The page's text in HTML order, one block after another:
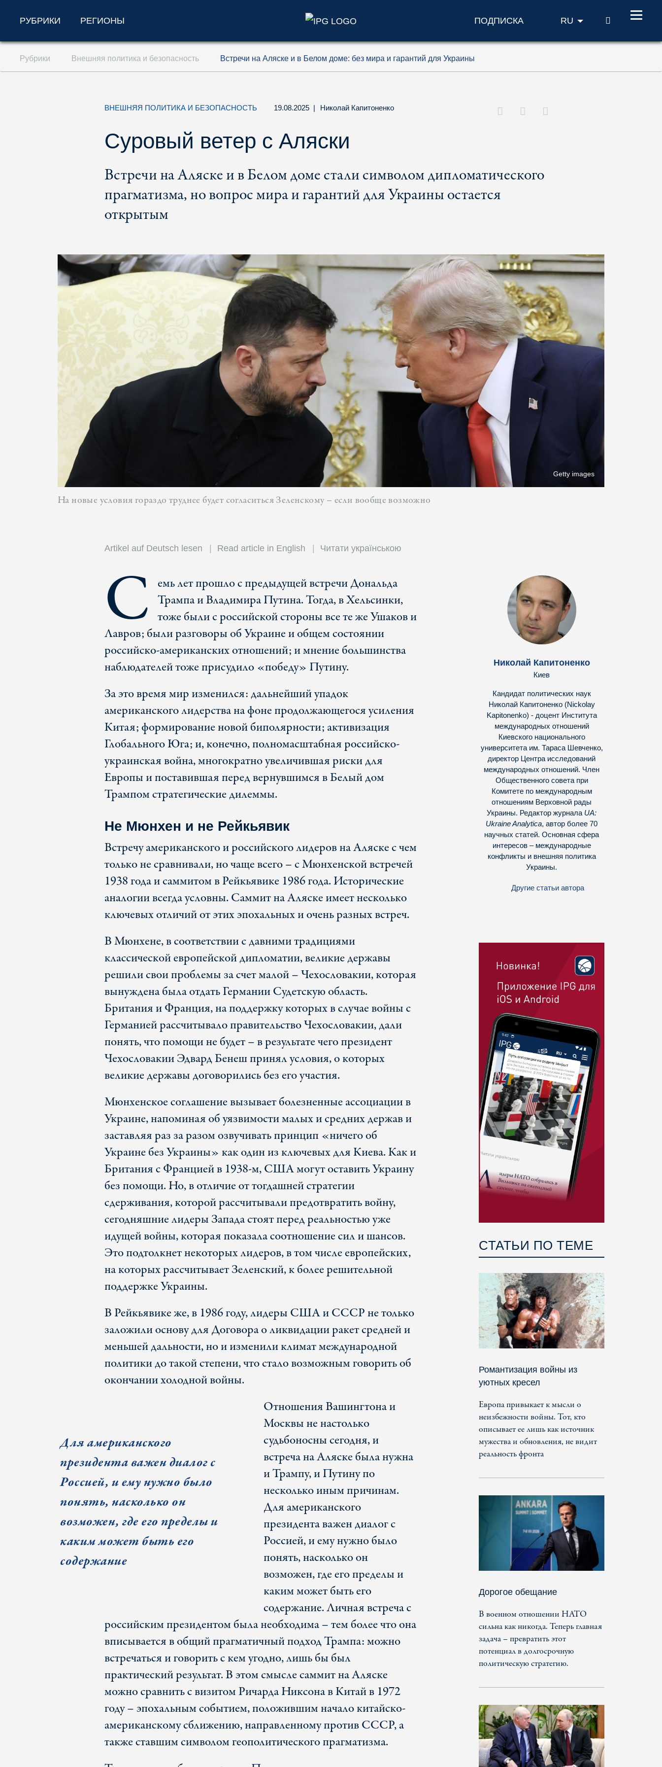
Перейти к содержанию (ключ доступа '1')
Перейти к поиску (ключ доступа '2')
РУБРИКИ РЕГИОНЫ ПОДПИСКА RU ПОИСК
Рубрики Внешняя политика и безопасность Встречи на Аляске и в Белом доме: без мира и гарантий для Украины
ВНЕШНЯЯ ПОЛИТИКА И БЕЗОПАСНОСТЬ 19.08.2025 | Николай Капитоненко
Суровый ветер с Аляски
Встречи на Аляске и в Белом доме стали символом дипломатического
прагматизма, но вопрос мира и гарантий для Украины остается
открытым
Getty images
На новые условия гораздо труднее будет согласиться Зеленскому – если вообще возможно
Artikel auf Deutsch lesen Read article in English Читати українською
С емь лет прошло с предыдущей встречи Дональда
Трампа и Владимира Путина. Тогда, в Хельсинки,
тоже были с российской стороны все те же Ушаков и
Лавров; были разговоры об Украине и общем состоянии
российско-американских отношений; и мнение большинства
наблюдателей тоже присудило «победу» Путину.
За это время мир изменился: дальнейший упадок
американского лидерства на фоне продолжающегося усиления
Китая; формирование новой биполярности; активизация
Глобального Юга; и, конечно, полномасштабная российско-
украинская война, многократно увеличившая риски для
Европы и поставившая перед вернувшимся в Белый дом
Трампом стратегические дилеммы.
Не Мюнхен и не Рейкьявик
Встречу американского и российского лидеров на Аляске с чем
только не сравнивали, но чаще всего – с Мюнхенской встречей
1938 года и саммитом в Рейкьявике 1986 года. Исторические
аналогии всегда условны. Cаммит на Аляске имеет несколько
ключевых отличий от этих эпохальных и очень разных встреч.
В Мюнхене, в соответствии с давними традициями
классической европейской дипломатии, великие державы
решили свои проблемы за счет малой – Чехословакии, которая
вынуждена была отдать Германии Судетскую область.
Британия и Франция, на поддержку которых в случае войны с
Германией рассчитывало правительство Чехословакии, дали
понять, что помощи не будет – в результате чего президент
Чехословакии Эдвард Бенеш принял условия, о которых
великие державы договорились без его участия.
Мюнхенское соглашение вызывает болезненные ассоциации в
Украине, напоминая об уязвимости малых и средних держав и
заставляя раз за разом озвучивать принцип «ничего об
Украине без Украины» как один из ключевых для Киева. Как и
Британия с Францией в 1938-м, США могут оставить Украину
без помощи. Но, в отличие от тогдашней стратегии
сдерживания, которой рассчитывали предотвратить войну,
сегодняшние лидеры Запада стоят перед реальностью уже
идущей войны, которая показала соотношение сил и шансов.
Это подтолкнет некоторых лидеров, в том числе европейских,
на которых рассчитывает Зеленский, к более решительной
поддержке Украины.
В Рейкьявике же, в 1986 году, лидеры США и СССР не только
заложили основу для Договора о ликвидации ракет средней и
меньшей дальности, но и изменили климат международной
политики до такой степени, что стало возможным говорить об
окончании холодной войны.
Для американского
президента важен диалог с
Россией, и ему нужно было
понять, насколько он
возможен, где его пределы и
каким может быть его
содержание
Отношения Вашингтона и
Москвы не настолько
судьбоносны сегодня, и
встреча на Аляске была нужна
и Трампу, и Путину по
несколько иным причинам.
Для американского
президента важен диалог с
Россией, и ему нужно было
понять, насколько он
возможен, где его пределы и
каким может быть его
содержание. Личная встреча с
российским президентом была необходима – тем более что она
вписывается в общий прагматичный подход Трампа: можно
встречаться и говорить с кем угодно, лишь бы был
практический результат. В этом смысле саммит на Аляске
можно сравнить с визитом Ричарда Никсона в Китай в 1972
году – эпохальным событием, положившим начало китайско-
американскому сближению, направленному против СССР, а
также ставшим символом геополитического прагматизма.
Николай Капитоненко
Киев
Кандидат политических наук
Николай Капитоненко (Nickolay
Kapitonenko) - доцент Института
международных отношений
Киевского национального
университета им. Тараса Шевченко,
директор Центра исследований
международных отношений. Член
Общественного совета при
Комитете по международным
отношениям Верховной рады
Украины. Редактор журнала UA:
Ukraine Analytica, автор более 70
научных статей. Основная сфера
интересов – международные
конфликты и внешняя политика
Украины.
Другие статьи автора
СТАТЬИ ПО ТЕМЕ
Романтизация войны из
уютных кресел
Европа привыкает к мысли о
неизбежности войны. Тот, кто
описывает ее лишь как источник
мужества и обновления, не видит
реальность фронта
Дорогое обещание
В военном отношении НАТО
сильна как никогда. Теперь главная
задача – превратить этот
потенциал в долгосрочную
политическую стратегию.